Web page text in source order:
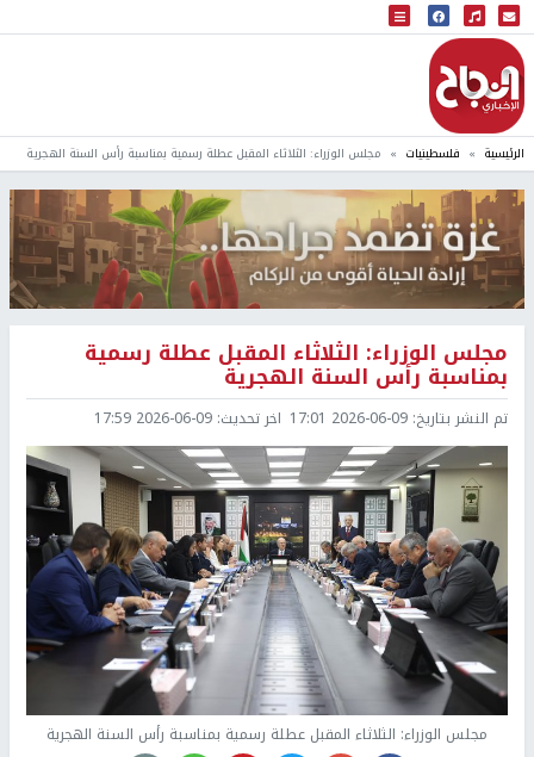
البث المباشر
إذاعة النجاح
الرئيسية فلسطينيات مجلس الوزراء: الثلاثاء المقبل عطلة رسمية بمناسبة رأس السنة الهجرية
مجلس الوزراء: الثلاثاء المقبل عطلة رسمية
بمناسبة رأس السنة الهجرية
تم النشر بتاريخ: 2026-06-09 17:01 اخر تحديث: 2026-06-09 17:59
مجلس الوزراء: الثلاثاء المقبل عطلة رسمية بمناسبة رأس السنة الهجرية